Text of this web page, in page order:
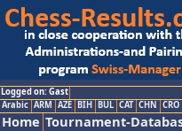
Logged on: Gast
Arabic ARM AZE BIH BUL CAT CHN CRO
Home Tournament-